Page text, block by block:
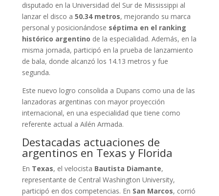
disputado en la Universidad del Sur de Mississippi al
lanzar el disco a 50.34 metros, mejorando su marca
personal y posicionándose séptima en el ranking
histórico argentino de la especialidad. Además, en la
misma jornada, participó en la prueba de lanzamiento
de bala, donde alcanzó los 14.13 metros y fue
segunda.
Este nuevo logro consolida a Dupans como una de las
lanzadoras argentinas con mayor proyección
internacional, en una especialidad que tiene como
referente actual a Ailén Armada.
Destacadas actuaciones de
argentinos en Texas y Florida
En Texas, el velocista Bautista Diamante,
representante de Central Washington University,
participó en dos competencias. En San Marcos, corrió